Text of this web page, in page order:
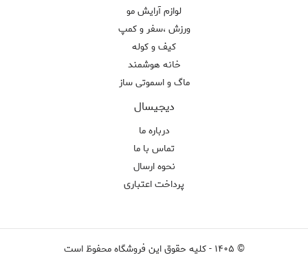
لوازم آرایش مو
ورزش ،سفر و کمپ
کیف و کوله
خانه هوشمند
ماگ و اسموتی ساز
دیجیسال
درباره ما
تماس با ما
نحوه ارسال
پرداخت اعتباری
© ۱۴۰۵ -کلیه حقوق این فروشگاه محفوظ است